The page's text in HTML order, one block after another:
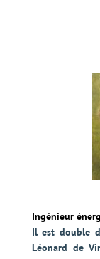
Ingénieur
Il est double
Léonard de